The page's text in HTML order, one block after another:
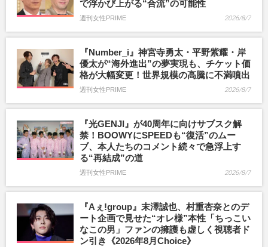
で浮かび上がる“合流”の可能性
週刊女性PRIME 2026/8/7
『Number_i』神宮寺勇太・平野紫耀・岸
優太が“海外進出”の夢実現も、チケット価
格が大幅変更！世界規模の高騰に不満噴出
週刊女性PRIME 2026/8/7
『光GENJI』が40周年に向けサブスク解
禁！BOOWYにSPEEDも“復活”のムー
ブ、本人たちのコメント続々で急浮上す
る“再結成”の道
週刊女性PRIME 2026/8/7
『Aぇ!group』末澤誠也、村重杏奈とのデ
ート企画で見せた“オレ様”本性「ちっこい
なこの男」ファンの擁護も虚しく視聴者ド
ン引き《2026年8月Choice》